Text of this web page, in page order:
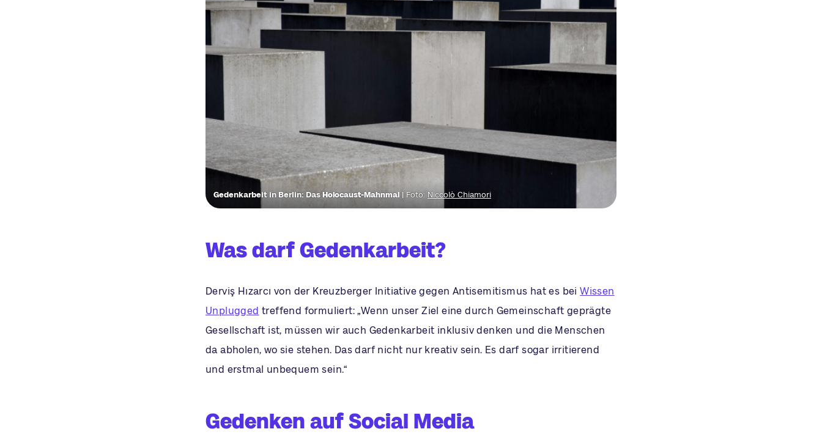
Gedenkarbeit in Berlin: Das Holocaust-Mahnmal| Foto: Niccolò Chiamori
Was darf Gedenkarbeit?
Derviş Hızarcı von der Kreuzberger Initiative gegen Antisemitismus hat es beiWissen
Unplugged treffend formuliert: „Wenn unser Ziel eine durch Gemeinschaft geprägte
Gesellschaft ist, müssen wir auch Gedenkarbeit inklusiv denken und die Menschen
da abholen, wo sie stehen. Das darf nicht nur kreativ sein. Es darf sogar irritierend
und erstmal unbequem sein.“
Gedenken auf Social Media